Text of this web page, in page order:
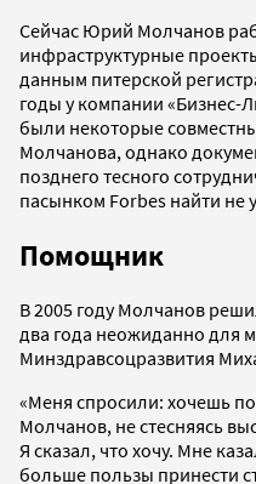
Сейчас Юрий Молчанов
инфраструктурные
данным питерской
годы у компании «Бизнес-
были некоторые
Молчанова, однако
позднего тесного
пасынком Forbes найти не
Помощник
В 2005 году Молчанов
два года неожиданно для
Минздравсоцразвития
«Меня спросили: хочешь
Молчанов, не стесняясь
Я сказал, что хочу. Мне
больше пользы принести